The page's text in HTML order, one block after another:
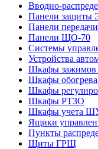
Вводно-
Панели защиты
Панели
Панели ЩО-70
Системы
Устройства
Шкафы
Шкафы
Шкафы
Шкафы РТЗО
Шкафы учета
Ящики
Пункты
Щиты ГРЩ